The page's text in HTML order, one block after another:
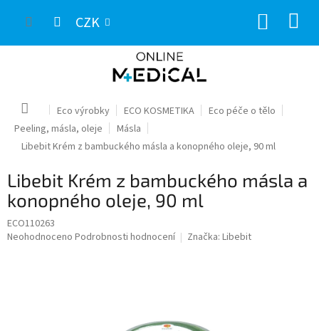
CZK
Domů Eco výrobky ECO KOSMETIKA
Eco péče o tělo
Peeling, másla, oleje
Másla
Libebit Krém z bambuckého másla a konopného oleje, 90 ml
Libebit Krém z bambuckého másla a
konopného oleje, 90 ml
ECO110263
Průměrné
Neohodnoceno Podrobnosti hodnocení Značka: Libebit